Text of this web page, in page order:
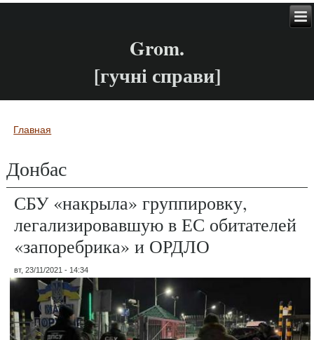
Grom.
[гучні справи]
Вы здесь
Главная
Донбас
СБУ «накрыла» группировку,
легализировавшую в ЕС обитателей
«запоребрика» и ОРДЛО
вт, 23/11/2021 - 14:34